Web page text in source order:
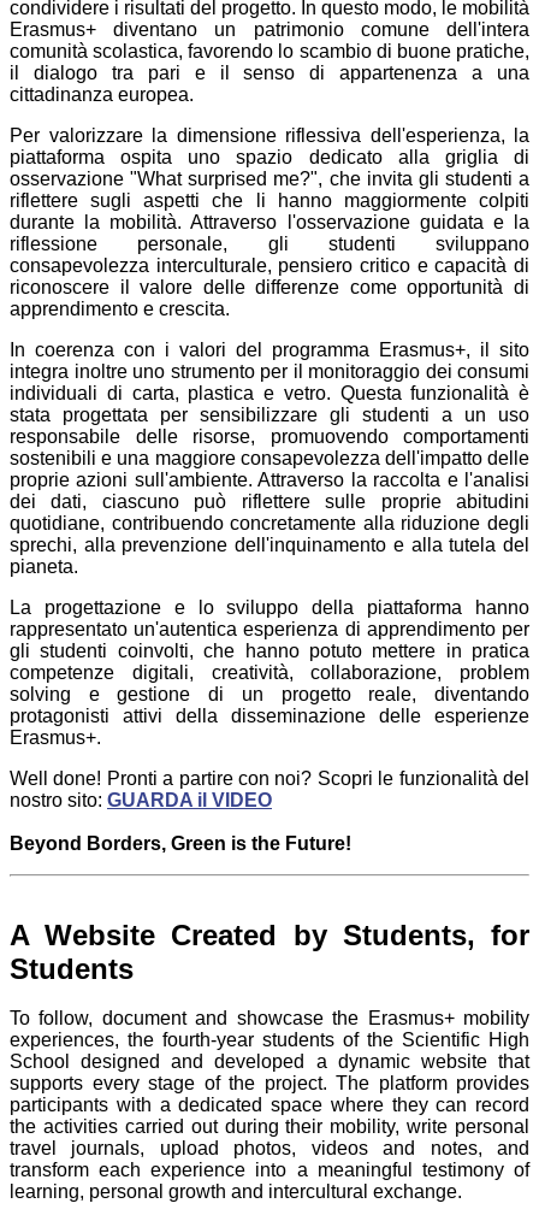
condividere i risultati del progetto. In questo modo, le mobilità
Erasmus+ diventano un patrimonio comune dell'intera
comunità scolastica, favorendo lo scambio di buone pratiche,
il dialogo tra pari e il senso di appartenenza a una
cittadinanza europea.
Per valorizzare la dimensione riflessiva dell'esperienza, la
piattaforma ospita uno spazio dedicato alla griglia di
osservazione "What surprised me?", che invita gli studenti a
riflettere sugli aspetti che li hanno maggiormente colpiti
durante la mobilità. Attraverso l'osservazione guidata e la
riflessione personale, gli studenti sviluppano
consapevolezza interculturale, pensiero critico e capacità di
riconoscere il valore delle differenze come opportunità di
apprendimento e crescita.
In coerenza con i valori del programma Erasmus+, il sito
integra inoltre uno strumento per il monitoraggio dei consumi
individuali di carta, plastica e vetro. Questa funzionalità è
stata progettata per sensibilizzare gli studenti a un uso
responsabile delle risorse, promuovendo comportamenti
sostenibili e una maggiore consapevolezza dell'impatto delle
proprie azioni sull'ambiente. Attraverso la raccolta e l'analisi
dei dati, ciascuno può riflettere sulle proprie abitudini
quotidiane, contribuendo concretamente alla riduzione degli
sprechi, alla prevenzione dell'inquinamento e alla tutela del
pianeta.
La progettazione e lo sviluppo della piattaforma hanno
rappresentato un'autentica esperienza di apprendimento per
gli studenti coinvolti, che hanno potuto mettere in pratica
competenze digitali, creatività, collaborazione, problem
solving e gestione di un progetto reale, diventando
protagonisti attivi della disseminazione delle esperienze
Erasmus+.
Well done! Pronti a partire con noi? Scopri le funzionalità del
nostro sito: GUARDA il VIDEO
Beyond Borders, Green is the Future!
A Website Created by Students, for
Students
To follow, document and showcase the Erasmus+ mobility
experiences, the fourth-year students of the Scientific High
School designed and developed a dynamic website that
supports every stage of the project. The platform provides
participants with a dedicated space where they can record
the activities carried out during their mobility, write personal
travel journals, upload photos, videos and notes, and
transform each experience into a meaningful testimony of
learning, personal growth and intercultural exchange.